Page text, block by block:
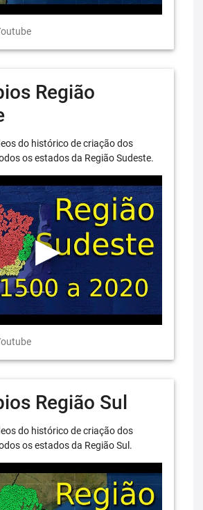
Região
do histórico de criação dos
os estados da Região Sudeste.
Região Sul
do histórico de criação dos
os estados da Região Sul.